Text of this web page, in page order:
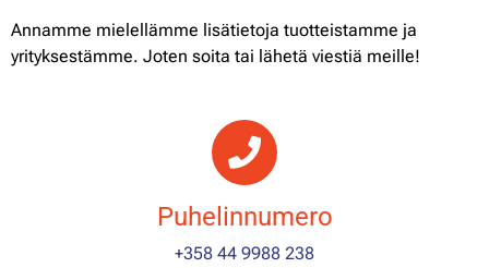
Annamme mielellämme lisätietoja tuotteistamme ja
yrityksestämme. Joten soita tai lähetä viestiä meille!
Puhelinnumero
+358 44 9988 238